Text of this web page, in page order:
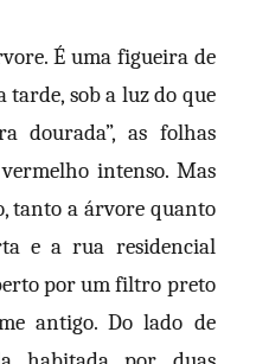
É uma figueira de
tarde, sob a luz do que
dourada”, as folhas
intenso. Mas
tanto a árvore quanto
e a rua residencial
por um filtro preto
antigo. Do lado de